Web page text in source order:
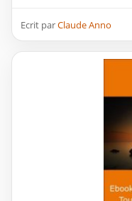
Ecrit parClaude Anno